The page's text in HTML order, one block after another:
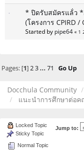
* ปิดรับสมัครแล้่ว
(โครงการ CPIRD
Started by pipe64 « 1
Pages: [1]2 3 ... 71 Go Up
Docchula Community
แนะนำการศึกษาต่อ
Jump to:
Normal Topic
Locked Topic
Sticky Topic